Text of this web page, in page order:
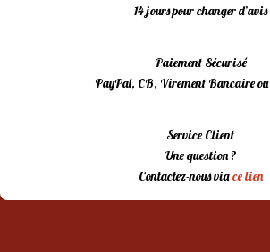
14 jours pour changer d’avis
Paiement Sécurisé
PayPal, CB, Virement Bancaire ou
Service Client
Une question ?
Contactez-nous viace lien